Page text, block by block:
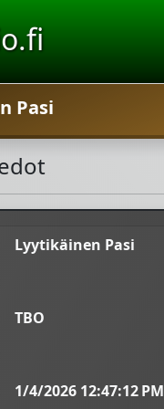
Pasi
Lyytikäinen Pasi
TBO
1/4/2026 12:47:12 PM